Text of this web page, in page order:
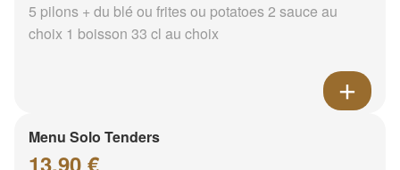
5 pilons + du blé ou frites ou potatoes 2 sauce au
choix 1 boisson 33 cl au choix
Menu Solo Tenders